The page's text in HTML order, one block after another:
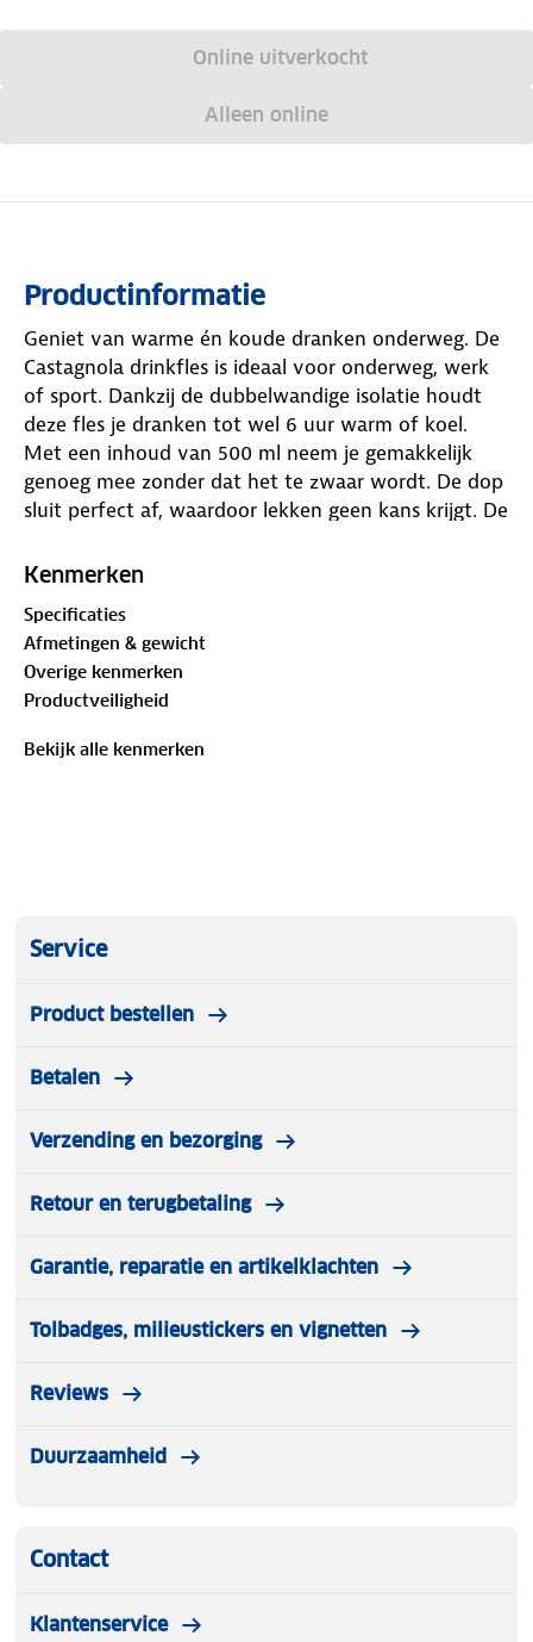
Online uitverkocht
Alleen online
Productinformatie
Geniet van warme én koude dranken onderweg. De
Castagnola drinkfles is ideaal voor onderweg, werk
of sport. Dankzij de dubbelwandige isolatie houdt
deze fles je dranken tot wel 6 uur warm of koel.
Met een inhoud van 500 ml neem je gemakkelijk
genoeg mee zonder dat het te zwaar wordt. De dop
sluit perfect af, waardoor lekken geen kans krijgt. De
veilig en handig in gebruik. Het kleurrijke design in
een stijlvolle keuze voor dagelijks gebruik. Compact,
licht en eenvoudig schoon te maken.
Kenmerken
Specificaties
Afmetingen & gewicht
Overige kenmerken
Productveiligheid
Bekijk alle kenmerken
Service
Product bestellen
Betalen
Verzending en bezorging
Retour en terugbetaling
Garantie, reparatie en artikelklachten
Tolbadges, milieustickers en vignetten
Reviews
Duurzaamheid
Contact
Klantenservice